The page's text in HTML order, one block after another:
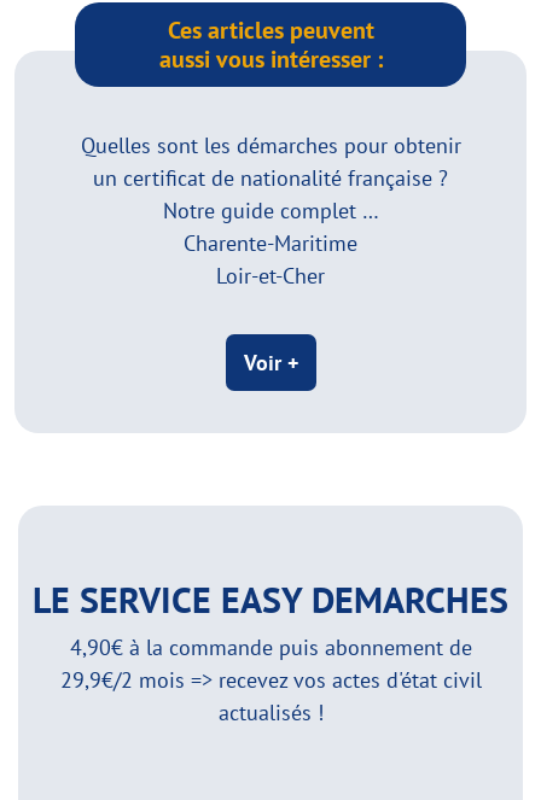
Ces articles peuvent
aussi vous intéresser :
Quelles sont les démarches pour obtenir
un certificat de nationalité française ?
Notre guide complet …
Charente-Maritime
Loir-et-Cher
Voir +
LE SERVICE EASY DEMARCHES
4,90€ à la commande puis abonnement de
29,9€/2 mois => recevez vos actes d'état civil
actualisés !